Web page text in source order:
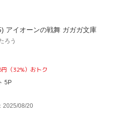
アイオーンの戦舞 ガガガ文庫
ろう
（32%）おトク
5P
2025/08/20